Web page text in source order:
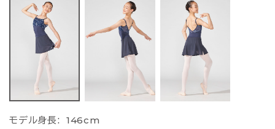
モデル身長: 146cm